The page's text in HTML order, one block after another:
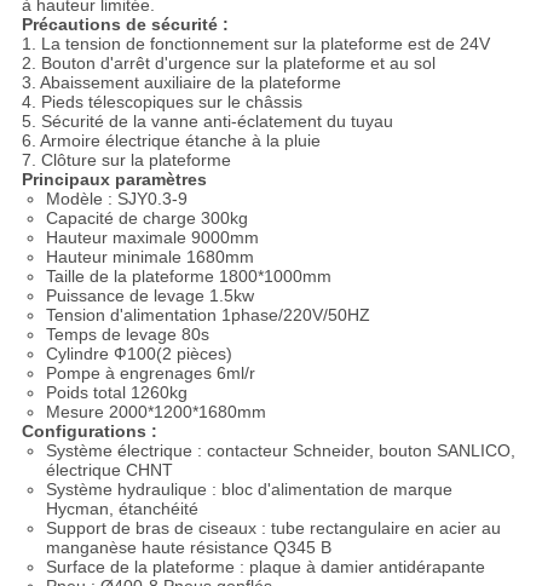
à hauteur limitée.
Précautions de sécurité :
1. La tension de fonctionnement sur la plateforme est de 24V
2. Bouton d'arrêt d'urgence sur la plateforme et au sol
3. Abaissement auxiliaire de la plateforme
4. Pieds télescopiques sur le châssis
5. Sécurité de la vanne anti-éclatement du tuyau
6. Armoire électrique étanche à la pluie
7. Clôture sur la plateforme
Principaux paramètres
Modèle : SJY0.3-9
Capacité de charge 300kg
Hauteur maximale 9000mm
Hauteur minimale 1680mm
Taille de la plateforme 1800*1000mm
Puissance de levage 1.5kw
Tension d'alimentation 1phase/220V/50HZ
Temps de levage 80s
Cylindre Ф100(2 pièces)
Pompe à engrenages 6ml/r
Poids total 1260kg
Mesure 2000*1200*1680mm
Configurations :
Système électrique : contacteur Schneider, bouton SANLICO,
électrique CHNT
Système hydraulique : bloc d'alimentation de marque
Hycman, étanchéité
Support de bras de ciseaux : tube rectangulaire en acier au
manganèse haute résistance Q345 B
Surface de la plateforme : plaque à damier antidérapante